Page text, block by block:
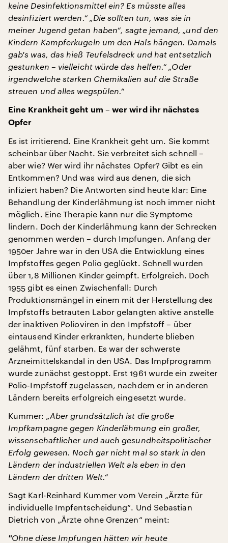
keine Desinfektionsmittel ein? Es müsste alles
desinfiziert werden.“ „Die sollten tun, was sie in
meiner Jugend getan haben“, sagte jemand, „und den
Kindern Kampferkugeln um den Hals hängen. Damals
gab's was, das hieß Teufelsdreck und hat entsetzlich
gestunken – vielleicht würde das helfen.“ „Oder
irgendwelche starken Chemikalien auf die Straße
streuen und alles wegspülen.“
Eine Krankheit geht um – wer wird ihr nächstes
Opfer
Es ist irritierend. Eine Krankheit geht um. Sie kommt
scheinbar über Nacht. Sie verbreitet sich schnell –
aber wie? Wer wird ihr nächstes Opfer? Gibt es ein
Entkommen? Und was wird aus denen, die sich
infiziert haben? Die Antworten sind heute klar: Eine
Behandlung der Kinderlähmung ist noch immer nicht
möglich. Eine Therapie kann nur die Symptome
lindern. Doch der Kinderlähmung kann der Schrecken
genommen werden – durch Impfungen. Anfang der
1950er Jahre war in den USA die Entwicklung eines
Impfstoffes gegen Polio geglückt. Schnell wurden
über 1,8 Millionen Kinder geimpft. Erfolgreich. Doch
1955 gibt es einen Zwischenfall: Durch
Produktionsmängel in einem mit der Herstellung des
Impfstoffs betrauten Labor gelangten aktive anstelle
der inaktiven Polioviren in den Impfstoff – über
eintausend Kinder erkrankten, hunderte blieben
gelähmt, fünf starben. Es war der schwerste
Arzneimittelskandal in den USA. Das Impfprogramm
wurde zunächst gestoppt. Erst 1961 wurde ein zweiter
Polio-Impfstoff zugelassen, nachdem er in anderen
Ländern bereits erfolgreich eingesetzt wurde.
Kummer: „Aber grundsätzlich ist die große
Impfkampagne gegen Kinderlähmung ein großer,
wissenschaftlicher und auch gesundheitspolitischer
Erfolg gewesen. Noch gar nicht mal so stark in den
Ländern der industriellen Welt als eben in den
Ländern der dritten Welt.“
Sagt Karl-Reinhard Kummer vom Verein „Ärzte für
individuelle Impfentscheidung“. Und Sebastian
Dietrich von „Ärzte ohne Grenzen“ meint:
"Ohne diese Impfungen hätten wir heute